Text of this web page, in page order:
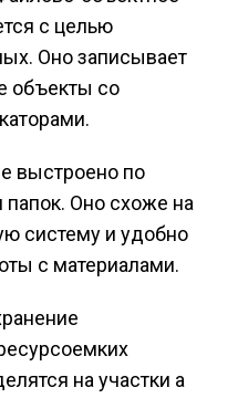
с целью
Оно записывает
объекты со
выстроено по
папок. Оно схоже на
систему и удобно
с материалами.
на участки а